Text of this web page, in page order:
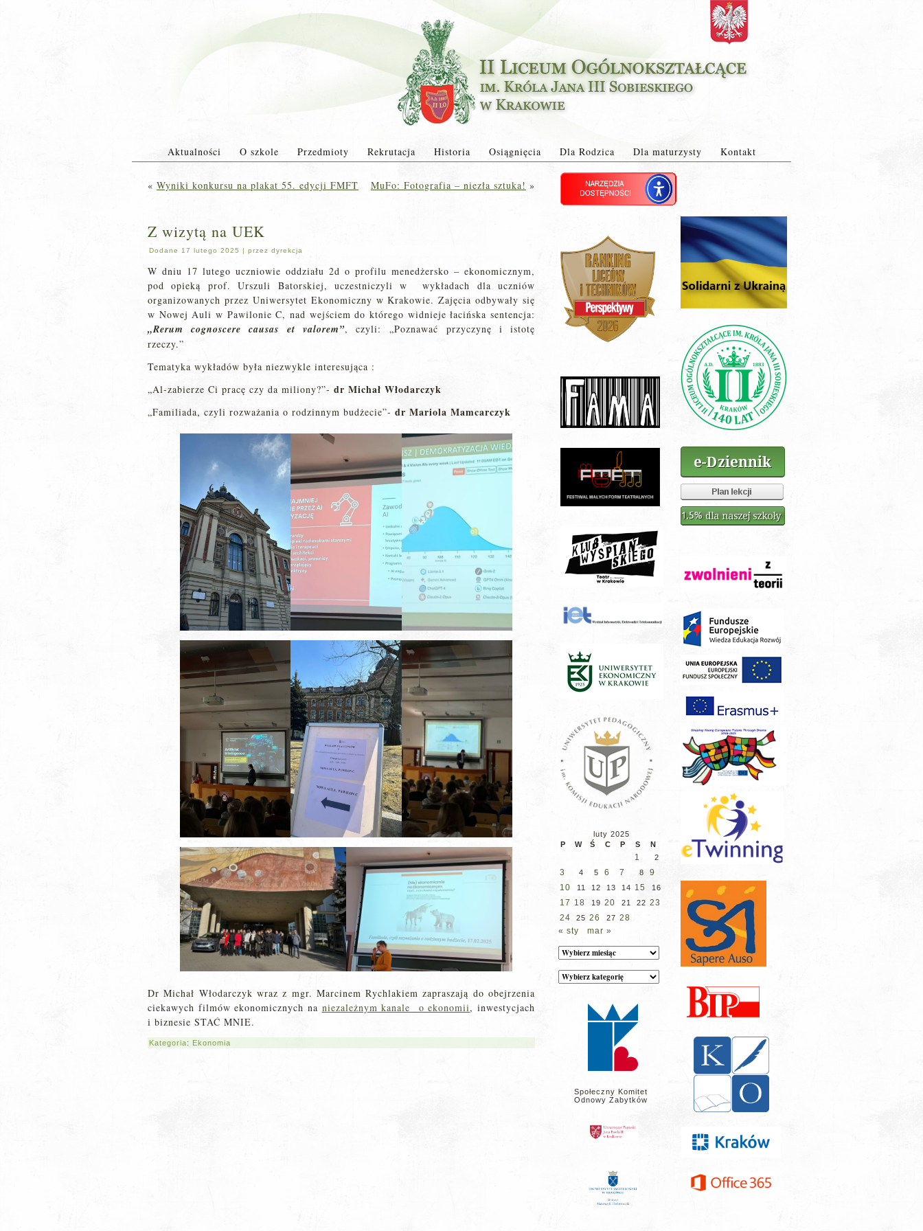
Aktualności O szkole Przedmioty Rekrutacja Historia Osiągnięcia Dla Rodzica Dla maturzysty Kontakt
« Wyniki konkursu na plakat 55. edycji FMFT MuFo: Fotografia – niezła sztuka! »
Z wizytą na UEK
Dodane 17 lutego 2025 | przez dyrekcja
W dniu 17 lutego uczniowie oddziału 2d o profilu menedżersko – ekonomicznym,
pod opieką prof. Urszuli Batorskiej, uczestniczyli w wykładach dla uczniów
organizowanych przez Uniwersytet Ekonomiczny w Krakowie. Zajęcia odbywały się
w Nowej Auli w Pawilonie C, nad wejściem do którego widnieje łacińska sentencja:
„Rerum cognoscere causas et valorem”, czyli: „Poznawać przyczynę i istotę
rzeczy.”
Tematyka wykładów była niezwykle interesująca :
„Al-zabierze Ci pracę czy da miliony?”- dr Michał Włodarczyk
„Familiada, czyli rozważania o rodzinnym budżecie”- dr Mariola Mamcarczyk
Dr Michał Włodarczyk wraz z mgr. Marcinem Rychlakiem zapraszają do obejrzenia
ciekawych filmów ekonomicznych na niezależnym kanale o ekonomii, inwestycjach
i biznesie STAĆ MNIE.
Kategoria: Ekonomia
luty 2025
P
W Ś C P S N
1 2
3 4 5 6 7 8
9
10
11 12 13 14 15 16
17 18 19 20 21 22 23
24
25 26 27 28
« sty
mar »
Archiwum
Kategorie
wpisów
Społeczny Komitet
Odnowy Zabytków